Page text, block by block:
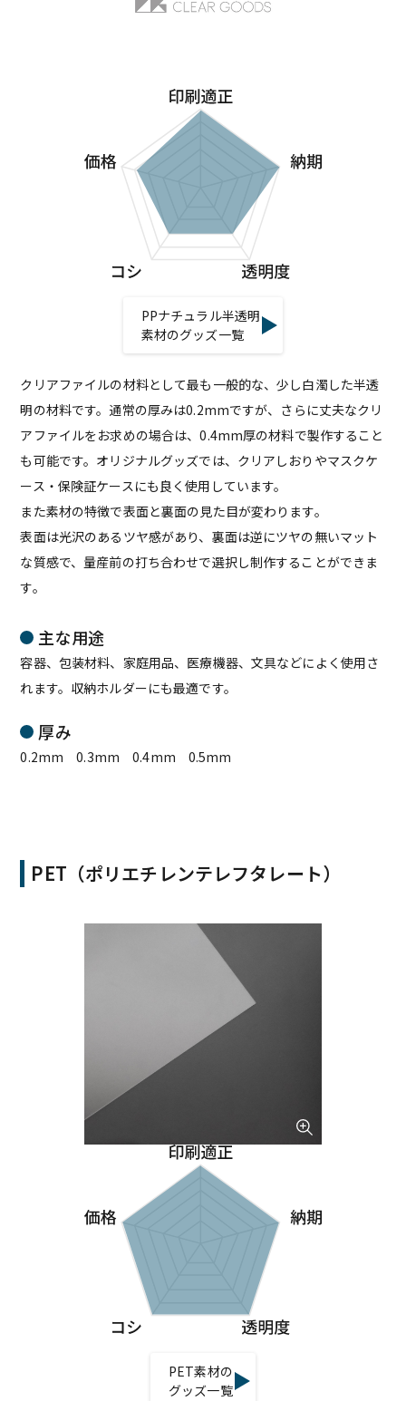
PPナチュラル半透明
素材のグッズ一覧
クリアファイルの材料として最も一般的な、少し白濁した半透
明の材料です。通常の厚みは0.2mmですが、さらに丈夫なクリ
アファイルをお求めの場合は、0.4mm厚の材料で製作すること
も可能です。オリジナルグッズでは、クリアしおりやマスクケ
ース・保険証ケースにも良く使用しています。
また素材の特徴で表面と裏面の見た目が変わります。
表面は光沢のあるツヤ感があり、裏面は逆にツヤの無いマット
な質感で、量産前の打ち合わせで選択し制作することができま
す。
主な用途
容器、包装材料、家庭用品、医療機器、文具などによく使用さ
れます。収納ホルダーにも最適です。
厚み
0.2mm 0.3mm 0.4mm 0.5mm
PET（ポリエチレンテレフタレート）
PET素材の
グッズ一覧